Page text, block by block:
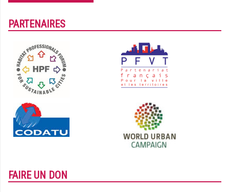
PARTENAIRES
FAIRE UN DON